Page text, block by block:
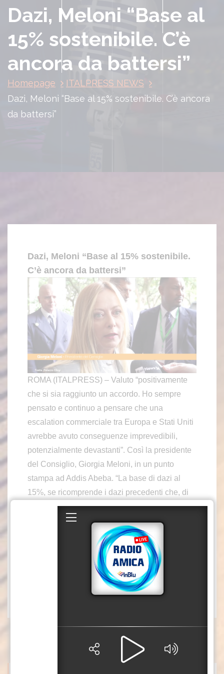
Dazi, Meloni “Base al
15% sostenibile. C’è
ancora da battersi”
Homepage
ITALPRESS NEWS
Dazi, Meloni “Base al 15% sostenibile. C’è ancora
da battersi”
Dazi, Meloni “Base al 15% sostenibile.
C’è ancora da battersi”
ROMA (ITALPRESS) – Valuto “positivamente
che si sia raggiunto un accordo. Ho sempre
pensato e continuo a pensare che una
escalation commerciale tra Europa e Stati Uniti
avrebbe avuto conseguenze imprevedibili,
potenzialmente devastanti”. Così la presidente
del Consiglio, Giorgia Meloni, in un punto
stampa ad Addis Abeba. “La base di dazi al
15%, se ricomprende i dazi precedenti che, di
media, erano intorno al 4,8-5%, differentemente
da quello che prevedeva un possibile accordo
al 10% che sommava i dazi precedenti,
secondo me è una base sostenibile”, ha
(Fonte video: Palazzo Chigi)